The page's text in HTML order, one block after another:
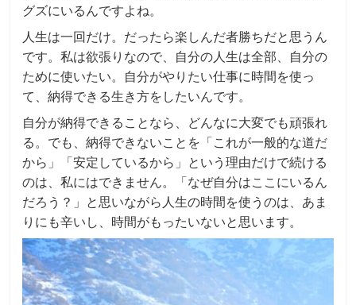
グズにいるんですよね。
人生は一回だけ。だったら楽しんだ者勝ちだと思うん
です。私は欲張りなので、自分の人生は全部、自分の
ために使いたい。自分がやりたい仕事に時間を使っ
て、納得できる生き方をしたいんです。
自分が納得できることなら、どんなに大変でも頑張れ
る。でも、納得できないことを「これが一般的な道だ
から」「安定しているから」という理由だけで続ける
のは、私にはできません。「なぜ自分はここにいるん
だろう？」と思いながら人生の時間を使うのは、あま
りにも辛いし、時間がもったいないと思います。